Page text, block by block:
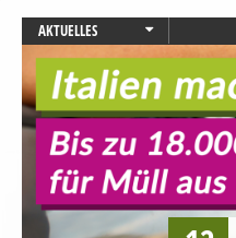
AKTUELLES
PRESSEMITTEILUNG
STARTSEITE
UMWELT UND KLIMA